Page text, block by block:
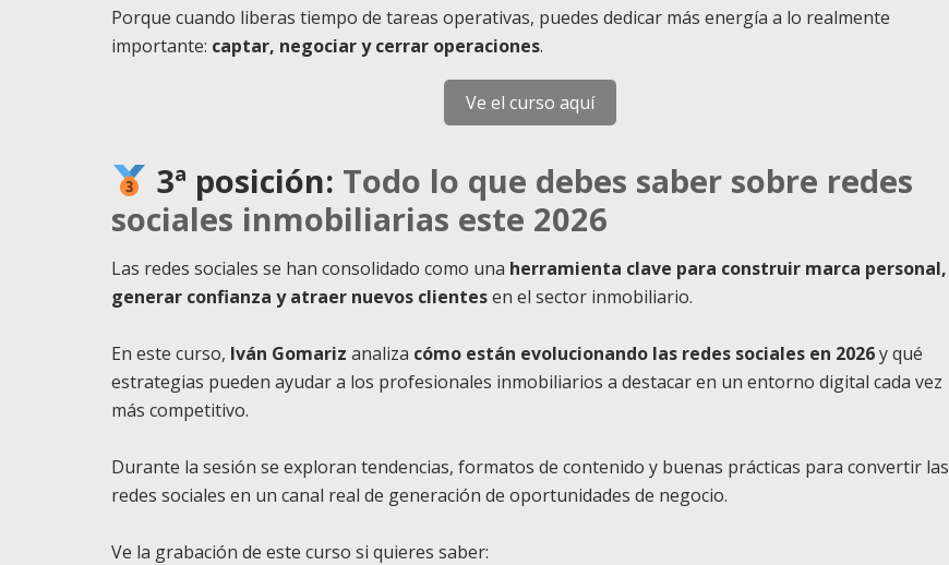
Porque cuando liberas tiempo de tareas operativas, puedes dedicar más energía a lo realmente
importante: captar, negociar y cerrar operaciones.
Ve el curso aquí
3ª posición: Todo lo que debes saber sobre redes
sociales inmobiliarias este 2026
Las redes sociales se han consolidado como una herramienta clave para construir marca personal,
generar confianza y atraer nuevos clientesen el sector inmobiliario.
En este curso, Iván Gomariz analiza cómo están evolucionando las redes sociales en 2026y qué
estrategias pueden ayudar a los profesionales inmobiliarios a destacar en un entorno digital cada vez
más competitivo.
Durante la sesión se exploran tendencias, formatos de contenido y buenas prácticas para convertir las
redes sociales en un canal real de generación de oportunidades de negocio.
Ve la grabación de este curso si quieres saber: